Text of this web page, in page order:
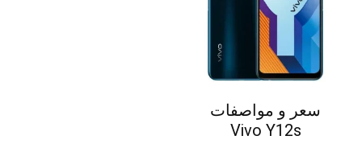
سعر و مواصفات
Vivo Y12s